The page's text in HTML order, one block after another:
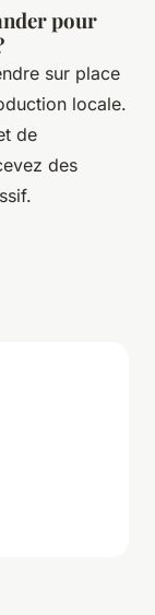
pour
sur place
locale.
de
des